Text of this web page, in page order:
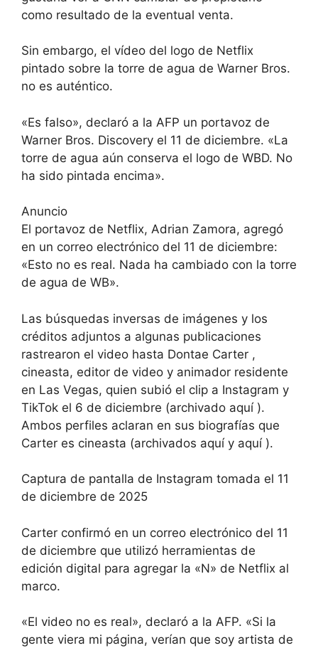
como resultado de la eventual venta.
Sin embargo, el vídeo del logo de Netflix
pintado sobre la torre de agua de Warner Bros.
no es auténtico.
«Es falso», declaró a la AFP un portavoz de
Warner Bros. Discovery el 11 de diciembre. «La
torre de agua aún conserva el logo de WBD. No
ha sido pintada encima».
Anuncio
El portavoz de Netflix, Adrian Zamora, agregó
en un correo electrónico del 11 de diciembre:
«Esto no es real. Nada ha cambiado con la torre
de agua de WB».
Las búsquedas inversas de imágenes y los
créditos adjuntos a algunas publicaciones
rastrearon el video hasta Dontae Carter ,
cineasta, editor de video y animador residente
en Las Vegas, quien subió el clip a Instagram y
TikTok el 6 de diciembre (archivado aquí ).
Ambos perfiles aclaran en sus biografías que
Carter es cineasta (archivados aquí y aquí ).
Captura de pantalla de Instagram tomada el 11
de diciembre de 2025
Carter confirmó en un correo electrónico del 11
de diciembre que utilizó herramientas de
edición digital para agregar la «N» de Netflix al
marco.
«El video no es real», declaró a la AFP. «Si la
gente viera mi página, verían que soy artista de